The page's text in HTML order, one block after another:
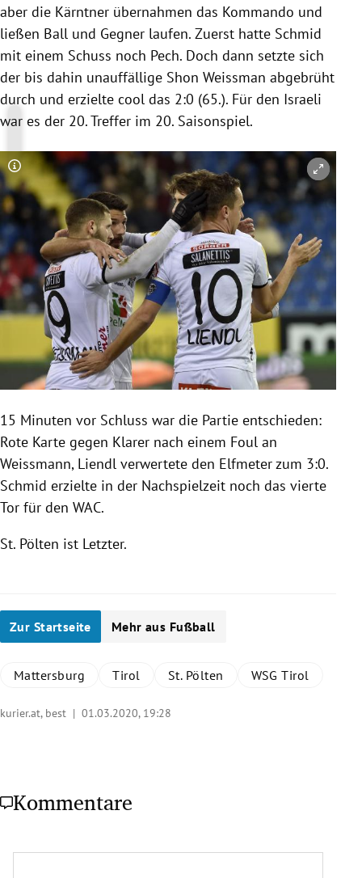
aber die Kärntner übernahmen das Kommando und
ließen Ball und Gegner laufen. Zuerst hatte Schmid
mit einem Schuss noch Pech. Doch dann setzte sich
der bis dahin unauffällige Shon Weissman abgebrüht
durch und erzielte cool das 2:0 (65.). Für den Israeli
war es der 20. Treffer im 20. Saisonspiel.
Copyright-Hinweis öffnen/schließen
15 Minuten vor Schluss war die Partie entschieden:
Rote Karte gegen Klarer nach einem Foul an
Weissmann, Liendl verwertete den Elfmeter zum 3:0.
Schmid erzielte in der Nachspielzeit noch das vierte
Tor für den WAC.
St. Pölten ist Letzter.
Zur Startseite Mehr aus Fußball
Mattersburg Tirol St. Pölten WSG Tirol
kurier.at, best | 01.03.2020, 19:28
Kommentare